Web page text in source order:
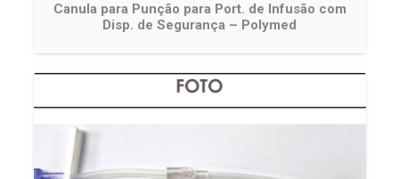
Canula para Punção para Port. de Infusão com
Disp. de Segurança – Polymed